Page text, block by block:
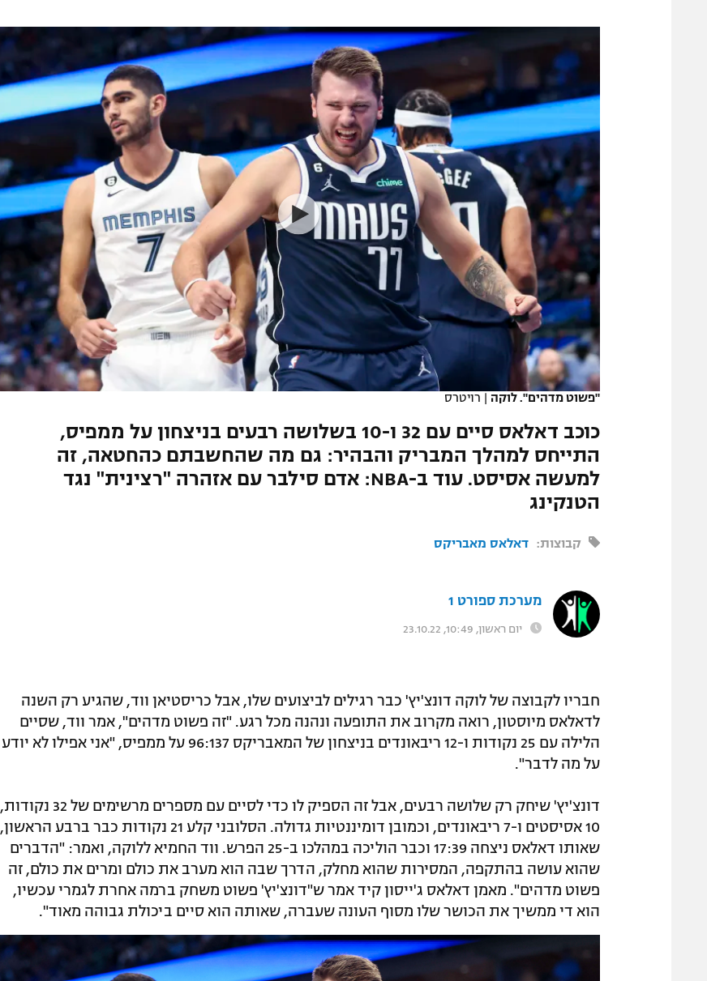
תקנון משתתפים וזוכים בפרסים
תקנון עבור פעילות אלקטרה
תקנון עבור פעילות ספורט 1 – "מרלן"
גיימינג E-Sports
תנאי שימוש
מדיניות פרטיות
תקנון פעילות ספורט 1
רשיון להקרנה פומבית לבית עסק
הצטרפות לחבילת הערוצים
לוח דרושים – ג'ובנט
תגיות
המגזין
הפועל תל אביב
הפועל חיפה
הפועל באר שבע
מכבי נתניה
בני יהודה
ליגה סינית
ליגה ברזילאית
ליגות נוספות
"פשוט מדהים". לוקה | רויטרס
כוכב דאלאס סיים עם 32 ו-10 בשלושה רבעים בניצחון על ממפיס,
התייחס למהלך המבריק והבהיר: גם מה שהחשבתם כהחטאה, זה
למעשה אסיסט. עוד ב-NBA: אדם סילבר עם אזהרה "רצינית" נגד
הטנקינג
קבוצות: דאלאס מאבריקס
מערכת ספורט 1
יום ראשון, 10:49, 23.10.22
חבריו לקבוצה של לוקה דונצ'יץ' כבר רגילים לביצועים שלו, אבל כריסטיאן ווד, שהגיע רק השנה
לדאלאס מיוסטון, רואה מקרוב את התופעה ונהנה מכל רגע. "זה פשוט מדהים", אמר ווד, שסיים
הלילה עם 25 נקודות ו-12 ריבאונדים בניצחון של המאבריקס 96:137 על ממפיס, "אני אפילו לא יודע
על מה לדבר".
דונצ'יץ' שיחק רק שלושה רבעים, אבל זה הספיק לו כדי לסיים עם מספרים מרשימים של 32 נקודות,
10 אסיסטים ו-7 ריבאונדים, וכמובן דומיננטיות גדולה. הסלובני קלע 21 נקודות כבר ברבע הראשון,
שאותו דאלאס ניצחה 17:39 וכבר הוליכה במהלכו ב-25 הפרש. ווד החמיא ללוקה, ואמר: "הדברים
שהוא עושה בהתקפה, המסירות שהוא מחלק, הדרך שבה הוא מערב את כולם ומרים את כולם, זה
פשוט מדהים". מאמן דאלאס ג'ייסון קיד אמר ש"דונצ'יץ' פשוט משחק ברמה אחרת לגמרי עכשיו,
הוא די ממשיך את הכושר שלו מסוף העונה שעברה, שאותה הוא סיים ביכולת גבוהה מאוד".